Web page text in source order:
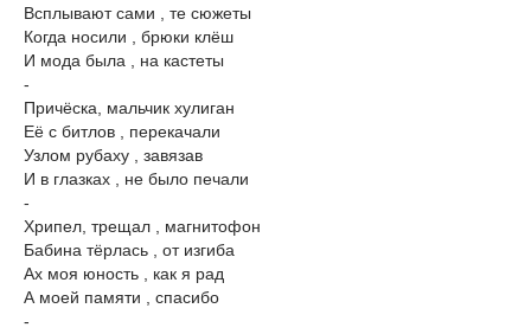
Всплывают сами , те сюжеты
Когда носили , брюки клёш
И мода была , на кастеты
-
Причёска, мальчик хулиган
Её с битлов , перекачали
Узлом рубаху , завязав
И в глазках , не было печали
-
Хрипел, трещал , магнитофон
Бабина тёрлась , от изгиба
Ах моя юность , как я рад
А моей памяти , спасибо
-